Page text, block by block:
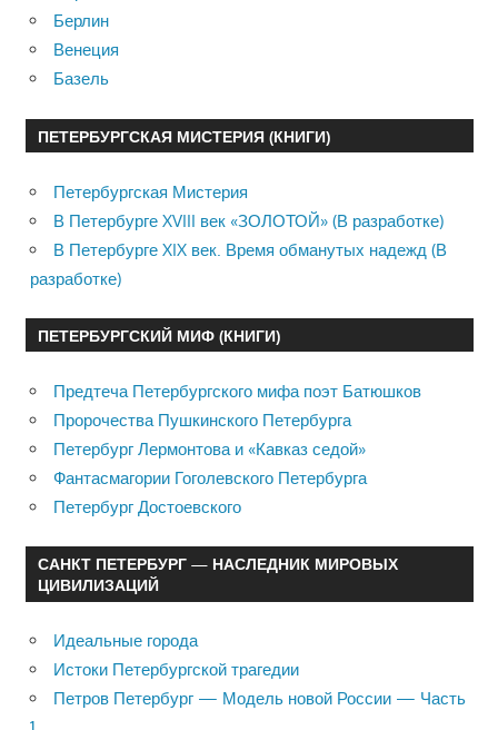
Берлин
Венеция
Базель
ПЕТЕРБУРГСКАЯ МИСТЕРИЯ (КНИГИ)
Петербургская Мистерия
В Петербурге XVIII век «ЗОЛОТОЙ» (В разработке)
В Петербурге XIX век. Время обманутых надежд (В
разработке)
ПЕТЕРБУРГСКИЙ МИФ (КНИГИ)
Предтеча Петербургского мифа поэт Батюшков
Пророчества Пушкинского Петербурга
Петербург Лермонтова и «Кавказ седой»
Фантасмагории Гоголевского Петербурга
Петербург Достоевского
САНКТ ПЕТЕРБУРГ — НАСЛЕДНИК МИРОВЫХ
ЦИВИЛИЗАЦИЙ
Идеальные города
Истоки Петербургской трагедии
Петров Петербург — Модель новой России — Часть